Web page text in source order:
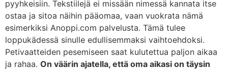
pyyhkeisiin. Tekstiilejä ei missään nimessä kannata itse
ostaa ja sitoa näihin pääomaa, vaan vuokrata nämä
esimerkiksi Anoppi.com palvelusta. Tämä tulee
loppukädessä sinulle edullisemmaksi vaihtoehdoksi.
Petivaatteiden pesemiseen saat kulutettua paljon aikaa
ja rahaa. On väärin ajatella, että oma aikasi on täysin